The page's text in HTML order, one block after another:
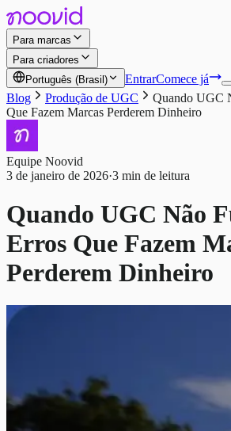
Para marcas
Para criadores
Português (Brasil)
EntrarComece já
Blog
Produção de UGC
Quando UGC
Que Fazem Marcas Perderem Dinheiro
Equipe Noovid
3 de janeiro de 2026·3 min de leitura
Quando UGC Não
Erros Que Fazem
Perderem Dinheiro